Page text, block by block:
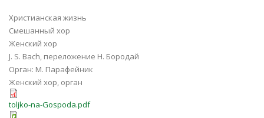
Христианская жизнь
Смешанный хор
Женский хор
J. S. Bach, переложение Н. Бородай
Орган: М. Парафейник
Женский хор, орган
toljko-na-Gospoda.pdf